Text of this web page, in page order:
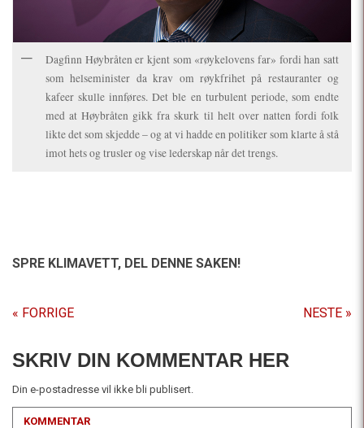
Dagfinn Høybråten er kjent som «røykelovens far» fordi han satt
som helseminister da krav om røykfrihet på restauranter og
kafeer skulle innføres. Det ble en turbulent periode, som endte
med at Høybråten gikk fra skurk til helt over natten fordi folk
likte det som skjedde – og at vi hadde en politiker som klarte å stå
imot hets og trusler og vise lederskap når det trengs.
SPRE KLIMAVETT, DEL DENNE SAKEN!
« FORRIGE NESTE »
SKRIV DIN KOMMENTAR HER
Din e-postadresse vil ikke bli publisert.
KOMMENTAR